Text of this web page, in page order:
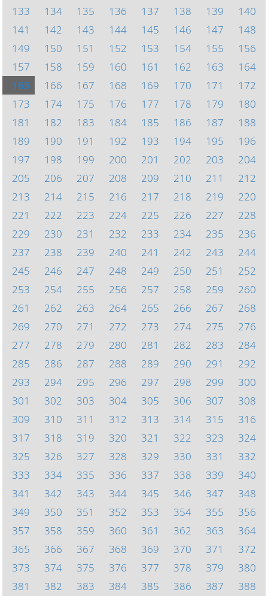
133
134 135 136 137 138 139
140
141
142 143 144 145 146 147
148
149
150 151 152 153 154 155
156
157
158 159 160 161 162 163
164
165
166 167 168 169 170 171
172
173
174 175 176 177 178 179
180
181
182 183 184 185 186 187
188
189
190 191 192 193 194 195
196
197
198 199 200 201 202 203
204
205
206 207 208 209 210 211
212
213
214 215 216 217 218 219
220
221
222 223 224 225 226 227
228
229
230 231 232 233 234 235
236
237
238 239 240 241 242 243
244
245
246 247 248 249 250 251
252
253
254 255 256 257 258 259
260
261
262 263 264 265 266 267
268
269
270 271 272 273 274 275
276
277
278 279 280 281 282 283
284
285
286 287 288 289 290 291
292
293
294 295 296 297 298 299
300
301
302 303 304 305 306 307
308
309
310 311 312 313 314 315
316
317
318 319 320 321 322 323
324
325
326 327 328 329 330 331
332
333
334 335 336 337 338 339
340
341
342 343 344 345 346 347
348
349
350 351 352 353 354 355
356
357
358 359 360 361 362 363
364
365
366 367 368 369 370 371
372
373
374 375 376 377 378 379
380
381
382 383 384 385 386 387 388